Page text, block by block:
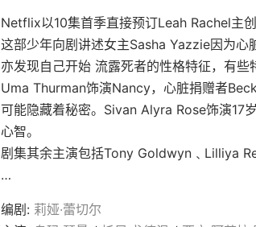
Netflix以10集首季直接预订Leah Rachel主
这部少年向剧讲述女主Sasha Yazzie因为
亦发现自己开始 流露死者的性格特征，有些
Uma Thurman饰演Nancy，心脏捐赠者
可能隐藏着秘密。Sivan Alyra Rose饰演17
心智。
剧集其余主演包括Tony Goldwyn﹑Lilliya
…
编剧: 莉娅·蕾切尔